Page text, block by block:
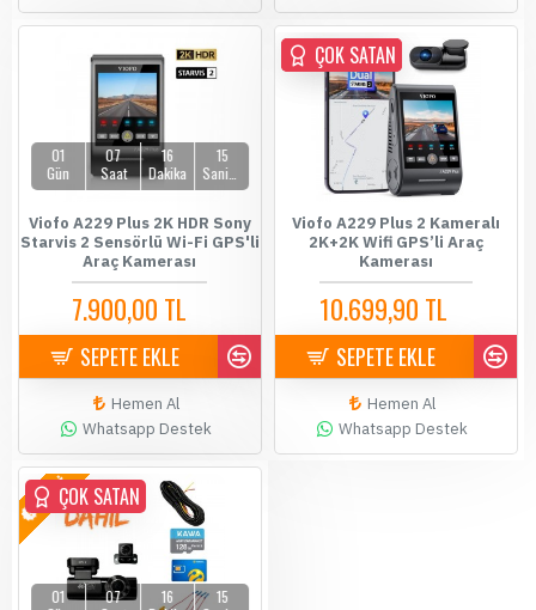
01
Gün
07
Saat
16
Dakika
14
Viofo A229 Plus 2K HDR Sony
Starvis 2 Sensörlü Wi-Fi GPS'li
Araç Kamerası
7.900,00 TL
SEPETE EKLE
Hemen Al
Whatsapp Destek
ÇOK SATAN
ÇOK SATAN
Viofo A229 Plus 2 Kameralı
2K+2K Wifi GPS’li Araç
Kamerası
10.699,90 TL
SEPETE EKLE
Hemen Al
Whatsapp Destek
YENİÇOK SATAN
01
07
16
14